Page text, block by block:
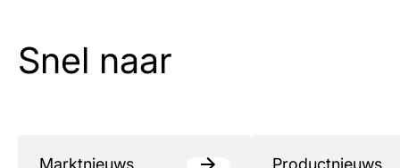
Snel naar
Marktnieuws Productnieuws